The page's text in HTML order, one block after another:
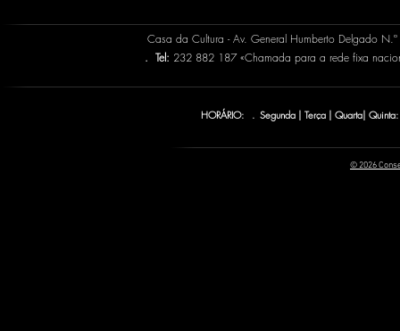
Casa da Cultura - Av. General Humberto Delgado
. Tel: 232 882 187 «Chamada para a rede fixa
HORÁRIO: . Segunda | Terça | Quarta|
© 2026